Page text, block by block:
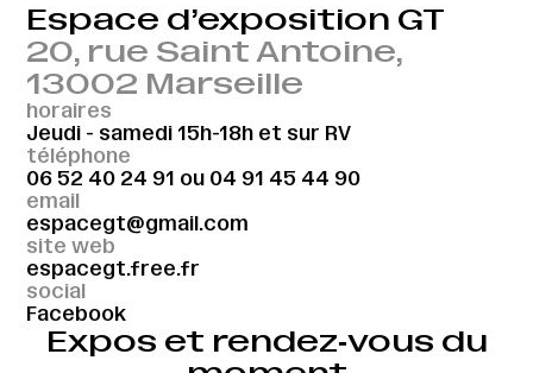
Espace d’exposition GT
20, rue Saint Antoine,
13002 Marseille
horaires
Jeudi - samedi 15h-18h et sur RV
téléphone
06 52 40 24 91 ou 04 91 45 44 90
email
espacegt@gmail.com
site web
espacegt.free.fr
social
Facebook
Expos et rendez‑vous du